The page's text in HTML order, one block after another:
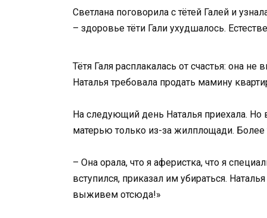
Светлана поговорила с тётей Галей и
– здоровье тёти Гали ухудшалось.
Тётя Галя расплакалась от счастья: она
Наталья требовала продать мамину
На следующий день Наталья приехала. Но
матерью только из-за жилплощади. Более
– Она орала, что я аферистка, что я
вступился, приказал им убираться.
выживем отсюда!»